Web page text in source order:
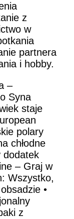
z
w
partnera
i hobby.
–
Syna
staje
polary
chłodne
dodatek
– Graj w
Wszystko,
•
z